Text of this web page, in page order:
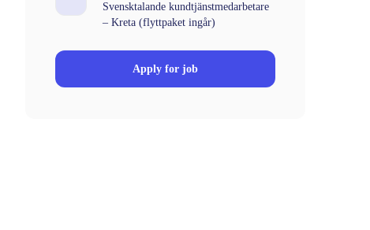
Svensktalande kundtjänstmedarbetare
– Kreta (flyttpaket ingår)
Apply for job